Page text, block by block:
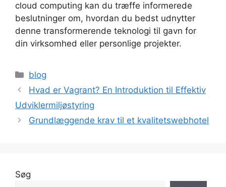
cloud computing kan du træffe informerede
beslutninger om, hvordan du bedst udnytter
denne transformerende teknologi til gavn for
din virksomhed eller personlige projekter.
Kategorier
blog
Hvad er Vagrant? En Introduktion til Effektiv
Udviklermiljøstyring
Grundlæggende krav til et kvalitetswebhotel
Søg